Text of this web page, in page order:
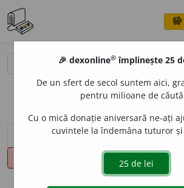
savings
sinteza definițiilor (1) definiții (20)
🎉 dexonline® împlinește 25
De un sfert de secol suntem aici,
pentru milioane de
Cu o mică donație aniversară ne-ați
cuvintele la îndemâna tuturor